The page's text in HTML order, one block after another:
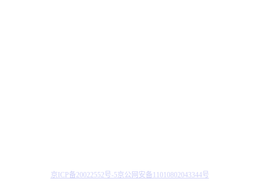
京ICP备20022552号-5京公网安备11010802043344号